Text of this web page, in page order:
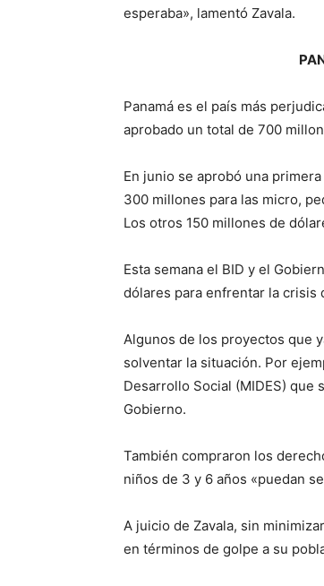
esperaba», lamentó Zavala.
Panamá es el país más
aprobado un total de 700
En junio se aprobó una
300 millones para las micro,
Los otros 150 millones de
Esta semana el BID y el
dólares para enfrentar la crisis
Algunos de los proyectos que
solventar la situación. Por
Desarrollo Social (MIDES) que
Gobierno.
También compraron los
niños de 3 y 6 años «puedan
A juicio de Zavala, sin
en términos de golpe a su